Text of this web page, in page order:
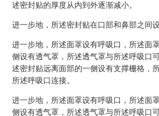
述密封贴的厚度从内到外逐渐减小。
进一步地，所述密封贴在口部和鼻部之间设
进一步地，所述面罩设有呼吸口，所述面
侧设有透气罩，所述透气罩与所述呼吸口
述密封贴远离面部的一侧设有支撑栅格，
所述呼吸口连接。
进一步地，所述面罩设有呼吸口，所述面
侧设有透气罩，所述透气罩与所述呼吸口